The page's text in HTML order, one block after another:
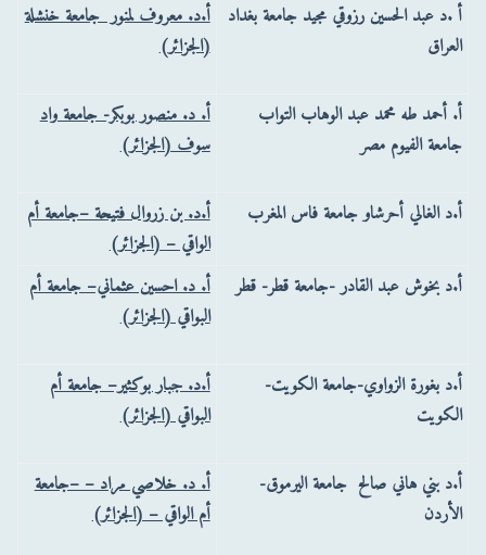
أ.د. معروف لمنور جامعة خنشلة
(الجزائر)
أ .د عبد الحسين رزوقي مجيد جامعة بغداد
العراق
أ. د. منصور بوبكر- جامعة واد
سوف (الجزائر)
أ. أحمد طه محمد عبد الوهاب التواب
جامعة الفيوم مصر
أ.د. بن زروال فتيحة –جامعة أم
الواقي – (الجزائر)
أ.د الغالي أحرشاو جامعة فاس المغرب
أ. د. احسين عثماني– جامعة أم
البواقي (الجزائر)
أ.د بخوش عبد القادر -جامعة قطر- قطر
أ.د. جبار بوكثير– جامعة أم
البواقي (الجزائر)
أ.د بغورة الزواوي-جامعة الكويت-
الكويت
أ. د. خلاصي مراد – –جامعة
أم الواقي – (الجزائر)
أ.د بني هاني صالح جامعة اليرموق-
الأردن